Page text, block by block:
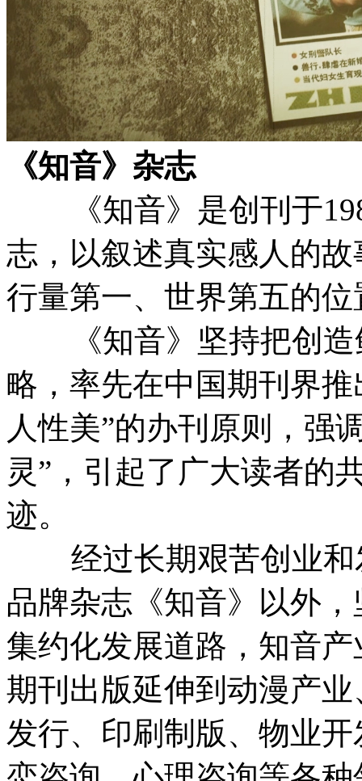
《知音》杂志
《知音》是创刊于
志，以叙述真实感人的
行量第一、世界第五的位
《知音》坚持把创造
略，率先在中国期刊界
人性美”的办刊原则，强
灵”，引起了广大读者的
迹。
经过长期艰苦创业和
品牌杂志《知音》以外
集约化发展道路，知音
期刊出版延伸到动漫产
发行、印刷制版、物业